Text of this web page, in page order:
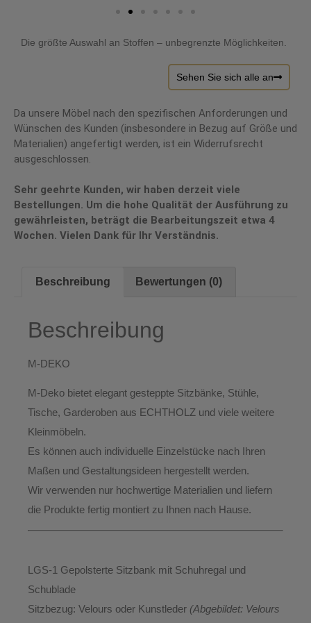
Die größte Auswahl an Stoffen – unbegrenzte Möglichkeiten.
Sehen Sie sich alle an
Da unsere Möbel nach den spezifischen Anforderungen und
Wünschen des Kunden (insbesondere in Bezug auf Größe und
Materialien) angefertigt werden, ist ein Widerrufsrecht
ausgeschlossen.
Sehr geehrte Kunden, wir haben derzeit viele
Bestellungen. Um die hohe Qualität der Ausführung zu
gewährleisten, beträgt die Bearbeitungszeit etwa 4
Wochen. Vielen Dank für Ihr Verständnis.
Beschreibung Bewertungen (0)
Beschreibung
M-DEKO
M-Deko bietet elegant gesteppte Sitzbänke, Stühle,
Tische, Garderoben aus ECHTHOLZ und viele weitere
Kleinmöbeln.
Es können auch individuelle Einzelstücke nach Ihren
Maßen und Gestaltungsideen hergestellt werden.
Wir verwenden nur hochwertige Materialien und liefern
die Produkte fertig montiert zu Ihnen nach Hause.
LGS-1 Gepolsterte Sitzbank mit Schuhregal und
Schublade
Sitzbezug: Velours oder Kunstleder (Abgebildet: Velours